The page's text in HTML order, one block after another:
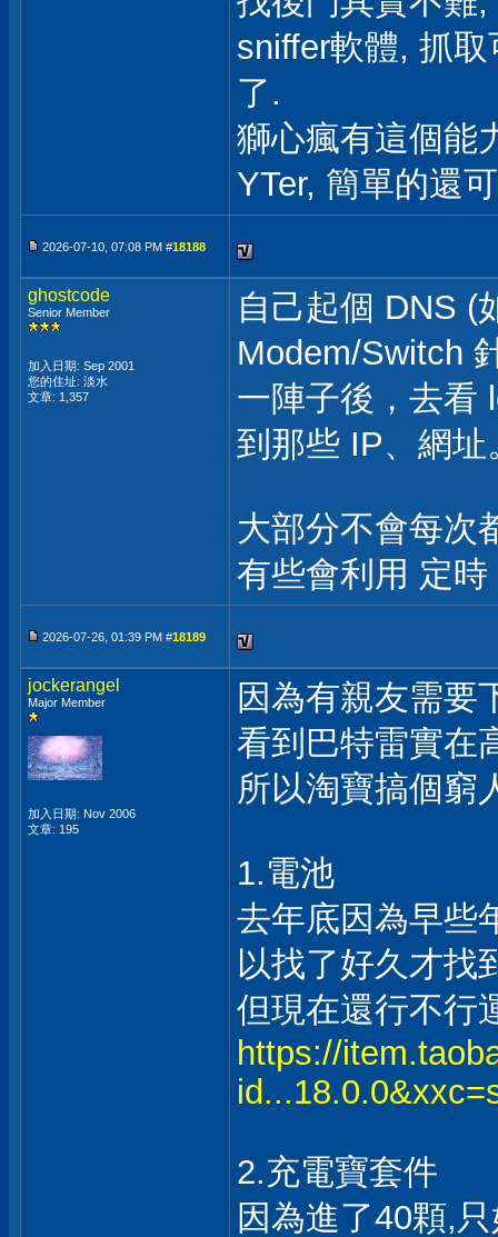
sniffer軟體, 抓
了.
獅心瘋有這個能
YTer, 簡單的還
2026-07-10, 07:08 PM #18188
ghostcode
Senior Member
加入日期: Sep 2001
您的住址: 淡水
文章: 1,357
自己起個 DNS (
Modem/Switch
一陣子後，去看
到那些 IP、網址
大部分不會每次
有些會利用 定
2026-07-26, 01:39 PM #18189
jockerangel
Major Member
加入日期: Nov 2006
文章: 195
因為有親友需要
看到巴特雷實在
所以淘寶搞個窮
1.電池
去年底因為早些
以找了好久才找
但現在還行不行
https://
2.充電寶套件
因為進了40顆,